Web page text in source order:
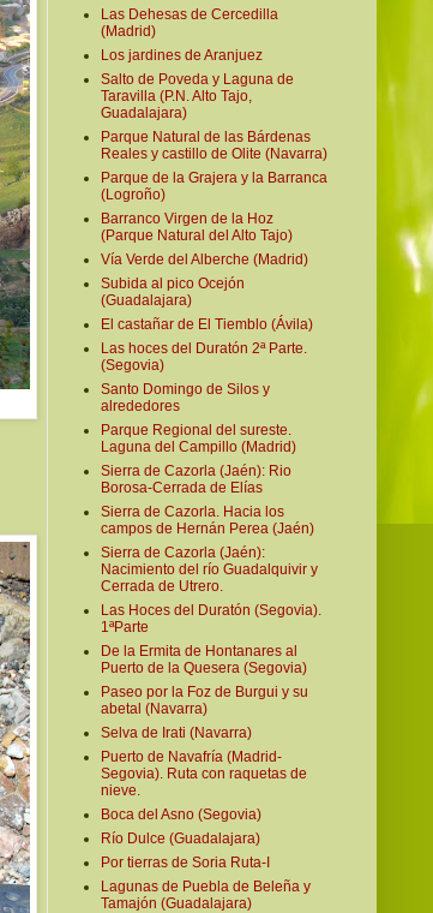
Las Dehesas de Cercedilla
(Madrid)
Los jardines de Aranjuez
Salto de Poveda y Laguna de
Taravilla (P.N. Alto Tajo,
Guadalajara)
Parque Natural de las Bárdenas
Reales y castillo de Olite (Navarra)
Parque de la Grajera y la Barranca
(Logroño)
Barranco Virgen de la Hoz
(Parque Natural del Alto Tajo)
Vía Verde del Alberche (Madrid)
Subida al pico Ocejón
(Guadalajara)
El castañar de El Tiemblo (Ávila)
Las hoces del Duratón 2ª Parte.
(Segovia)
Santo Domingo de Silos y
alrededores
Parque Regional del sureste.
Laguna del Campillo (Madrid)
Sierra de Cazorla (Jaén): Rio
Borosa-Cerrada de Elías
Sierra de Cazorla. Hacia los
campos de Hernán Perea (Jaén)
Sierra de Cazorla (Jaén):
Nacimiento del río Guadalquivir y
Cerrada de Utrero.
Las Hoces del Duratón (Segovia).
1ªParte
De la Ermita de Hontanares al
Puerto de la Quesera (Segovia)
Paseo por la Foz de Burgui y su
abetal (Navarra)
Selva de Irati (Navarra)
Puerto de Navafría (Madrid-
Segovia). Ruta con raquetas de
nieve.
Boca del Asno (Segovia)
Río Dulce (Guadalajara)
Por tierras de Soria Ruta-I
Lagunas de Puebla de Beleña y
Tamajón (Guadalajara)